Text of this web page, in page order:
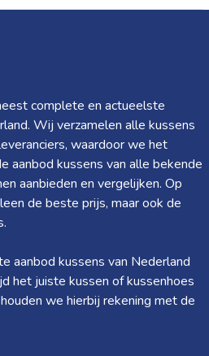
complete en actueelste
Wij verzamelen alle kussens
waardoor we het
aanbod kussens van alle bekende
aanbieden en vergelijken. Op
de beste prijs, maar ook de
aanbod kussens van Nederland
het juiste kussen of kussenhoes
we hierbij rekening met de